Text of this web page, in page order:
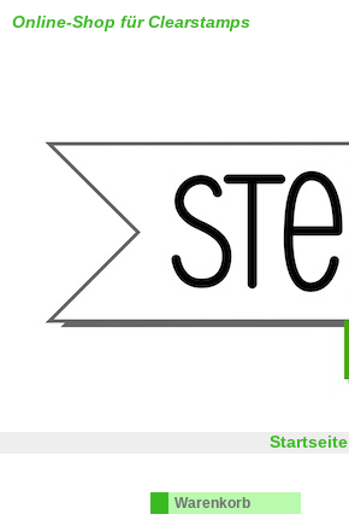
Online-Shop für Clearstamps
Startseite
Warenkorb